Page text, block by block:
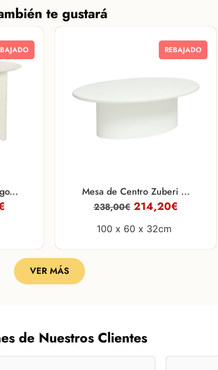
te gustará
REBAJADO
Mesa de Centro Zuberi ...
238,00€ 214,20€
100 x 60 x 32cm
VER MÁS
de Nuestros Clientes